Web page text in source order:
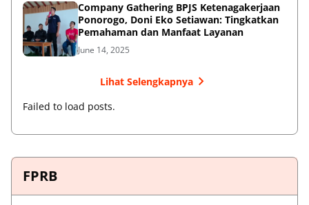
Company Gathering BPJS Ketenagakerjaan
Ponorogo, Doni Eko Setiawan: Tingkatkan
Pemahaman dan Manfaat Layanan
June 14, 2025
Lihat Selengkapnya
Failed to load posts.
FPRB